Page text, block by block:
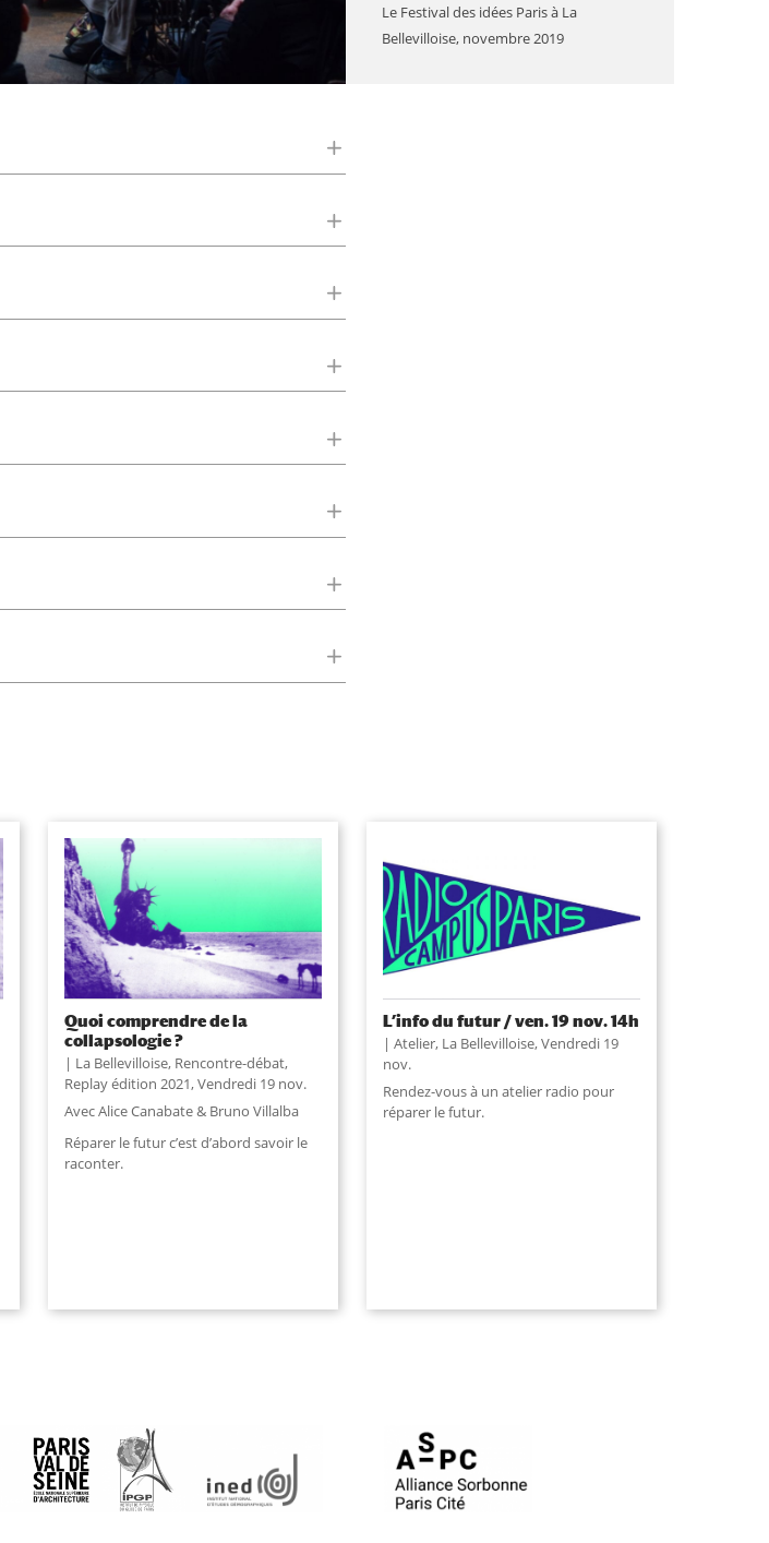
Le Festival des idées Paris à La
Bellevilloise, novembre 2019
Quoi comprendre de la
collapsologie ?
La Bellevilloise, Rencontre-débat,
Replay édition 2021,Vendredi 19 nov.
Avec Alice Canabate & Bruno Villalba
Réparer le futur c’est d’abord savoir le
raconter.
L’info du futur / ven. 19 nov. 14h
Atelier, La Bellevilloise,Vendredi 19
nov.
Rendez-vous à un atelier radio pour
réparer le futur.